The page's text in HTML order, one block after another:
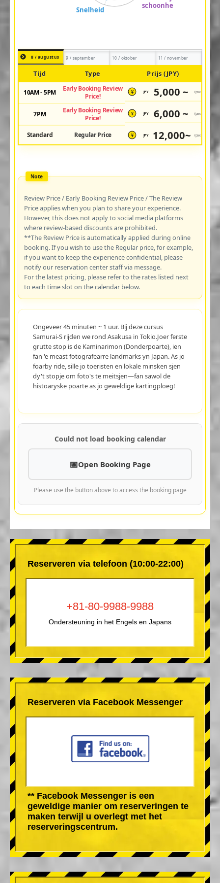
8 / augustus 9 / september 10 / oktober 11 / november
Tijd Type Prijs (JPY)
10AM - 5PM
Early Booking Review
Price!
¥ JPY 5,000 ~ /pax
7PM
Early Booking Review
Price!
¥ JPY 6,000 ~ /pax
Standard Regular Price ¥ JPY 12,000~ /pax
Review Price / Early Booking Review Price / The Review
Price applies when you plan to share your experience.
However, this does not apply to social media platforms
where review-based discounts are prohibited.
**The Review Price is automatically applied during online
booking. If you wish to use the Regular price, for example,
if you want to keep the experience confidential, please
notify our reservation center staff via message.
For the latest pricing, please refer to the rates listed next
to each time slot on the calendar below.
Ongeveer 45 minuten ~ 1 uur. Bij deze cursus
Samurai-S rijden we rond Asakusa in Tokio.Joer ferste
grutte stop is de Kaminarimon (Donderpoarte), ien
fan 'e meast fotografearre landmarks yn Japan. As jo
foarby ride, sille jo toeristen en lokale minsken sjen
dy't stopje om foto's te meitsjen—fan sawol de
histoaryske poarte as jo geweldige kartingploeg!
Could not load booking calendar
Open Booking Page
Please use the button above to access the booking page
Reserveren via telefoon (10:00-22:00)
+81-80-9988-9988
Ondersteuning in het Engels en Japans
Reserveren via Facebook Messenger
** Facebook Messenger is een
geweldige manier om reserveringen te
maken terwijl u overlegt met het
reserveringscentrum.